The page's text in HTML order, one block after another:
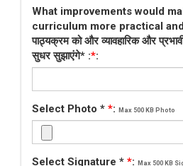
What improvements would
curriculum more practical
पाठ्यक्रम को और व्यावहारिक और
सुधर सुझाएंगे* :*:
Select Photo * *: Max 500 KB Photo
Select Signature * *: Max 500 KB